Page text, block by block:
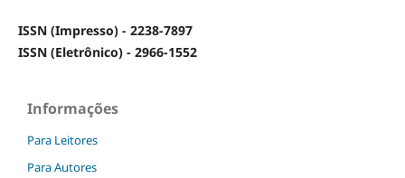
ISSN (Impresso) - 2238-7897
ISSN (Eletrônico) - 2966-1552
Informações
Para Leitores
Para Autores